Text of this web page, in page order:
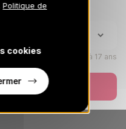
Enfants âgés de 0 à 17 ans
Politique de
cookies